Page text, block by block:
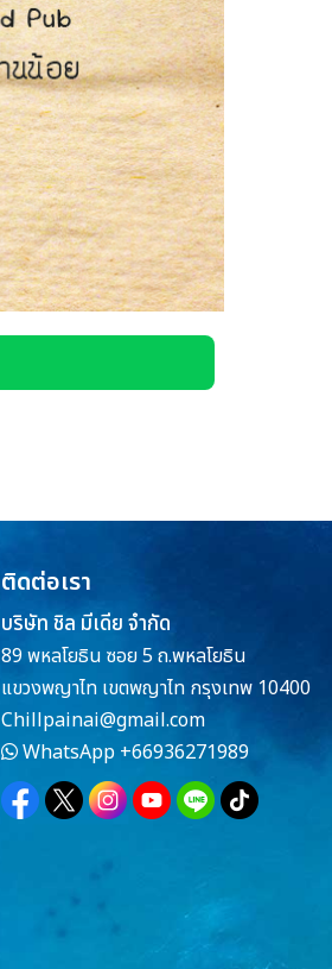
ติดต่อเรา
บริษัท ชิล มีเดีย จำกัด
89 พหลโยธิน ซอย 5 ถ.พหลโยธิน
แขวงพญาไท เขตพญาไท กรุงเทพ 10400
Chillpainai@gmail.com
WhatsApp +66936271989